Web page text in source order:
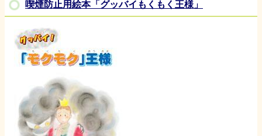
喫煙防止用絵本「グッバイもくもく王様」